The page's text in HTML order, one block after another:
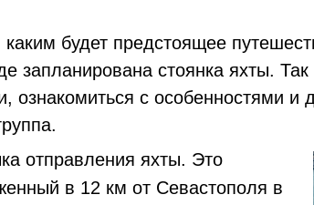
будет предстоящее
запланирована стоянка яхты.
ознакомиться с особенностями и
отправления яхты. Это
в 12 км от Севастополя в